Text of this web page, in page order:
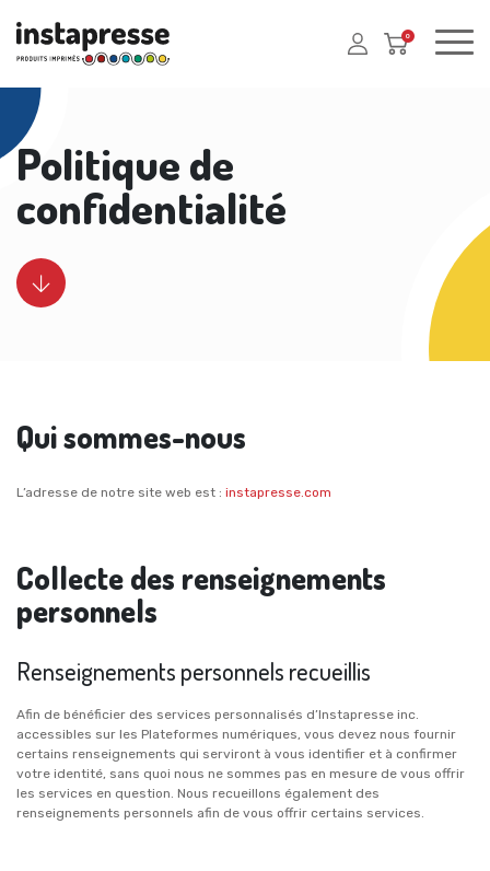
0
Politique de
confidentialité
Qui sommes-nous
L’adresse de notre site web est : instapresse.com
Collecte des renseignements
personnels
Renseignements personnels recueillis
Afin de bénéficier des services personnalisés d’Instapresse inc.
accessibles sur les Plateformes numériques, vous devez nous fournir
certains renseignements qui serviront à vous identifier et à confirmer
votre identité, sans quoi nous ne sommes pas en mesure de vous offrir
les services en question. Nous recueillons également des
renseignements personnels afin de vous offrir certains services.